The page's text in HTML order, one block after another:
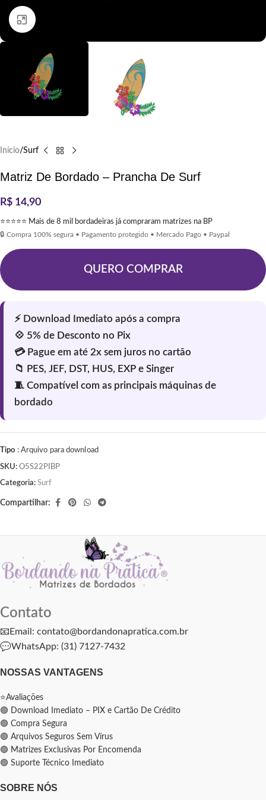
Clique para ampliar
Início Surf
Matriz De Bordado – Prancha De Surf
R$ 14,90
⭐⭐⭐⭐⭐ Mais de 8 mil bordadeiras já compraram matrizes na BP
🔒 Compra 100% segura • Pagamento protegido • Mercado Pago • Paypal
QUERO COMPRAR
Tipo : Arquivo para download
SKU: O5S22PIBP
Categoria: Surf
Compartilhar:
Contato
📧Email: contato@bordandonapratica.com.br
💬WhatsApp: (31) 7127-7432
NOSSAS VANTAGENS
⭐Avaliações
🟢 Download Imediato – PIX e Cartão De Crédito
🟢 Compra Segura
🟢 Arquivos Seguros Sem Vírus
🟢 Matrizes Exclusivas Por Encomenda
🟢 Suporte Técnico Imediato
SOBRE NÓS